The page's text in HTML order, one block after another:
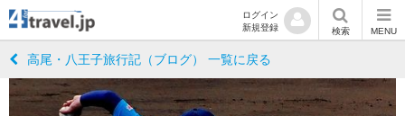
ログイン
新規登録
検索 MENU
高尾・八王子旅行記（ブログ） 一覧に戻る